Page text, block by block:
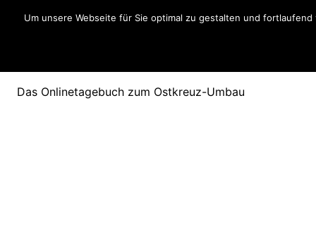
Zum
Inhalt
Das Onlinetagebuch zum Ostkreuz-Umbau
Um unsere Webseite für Sie optimal zu gestalten und